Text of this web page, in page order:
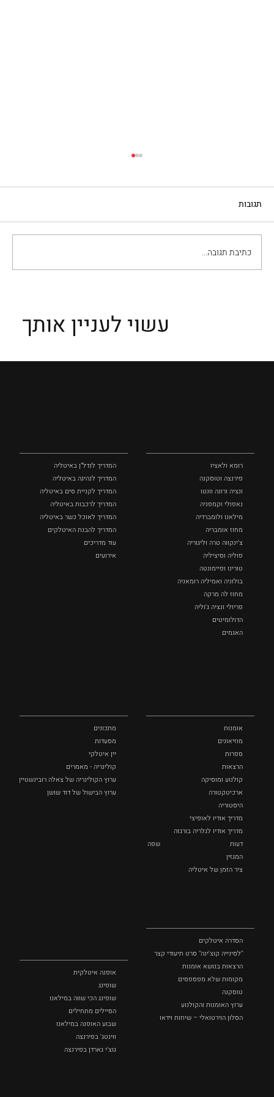
תגובות
כתיבת תגובה...
עשוי לעניין אותך
רומא ולאציו
פירנצה וטוסקנה ‏
ונציה ורונה וונטו
נאפולי‏ וקמפניה
מילאנו ולומברדיה
מחוז אומבריה
צ'ינקווה טרה וליגוריה
פוליה וסיציליה ‏
טורינו ופיימונטה
בולוניה ואמיליה רומאניה
מחוז לה מרקה
פריולי ונציה ג'וליה
הדולומיטים
האגמים
המדריך לנדל"ן באיטליה
המדריך לנהיגה באיטליה
המדריך לקניית סים באיטליה
המדריך לרכבות באיטליה
המדריך לאוכל כשר באיטליה
המדריך להבנת האיטלקים
עוד מדריכים
אירועים
אומנות
מוזיאונים
ספרות
הרצאות
קולנוע ומוסיקה
ארכיטקטורה
היסטוריה
מדריך אודיו לאופיצי
מדריך אודיו לגלריה בורגזה
דעות
שפה
המגזין
ציר הזמן של איטליה
מתכונים
מסעדות
יין איטלקי
קולינריה - מאמרים
ערוץ הקולינריה של צאלה רובינשטיין
ערוץ הבישול של דוד שושן
הסדרה איטלקים
"לסינייה קוצ'ינה" סרט תיעודי קצר
הרצאות בנושא אומנות
מקומות שלא מפספסים
טוסקנה
ערוץ האומנות והקולנוע
הסלון הוירטואלי – שיחות וידאו
אופנה איטלקית
שופינג
שופינג הכי שווה במילאנו
הסיילים מתחילים
שבוע האופנה במילאנו
ווינטג' בפירנצה
גוצ'י גארדן בפירנצה